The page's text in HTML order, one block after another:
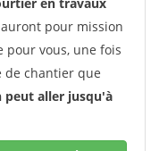
pour mission
vous, une fois
de chantier que
peut aller jusqu'à